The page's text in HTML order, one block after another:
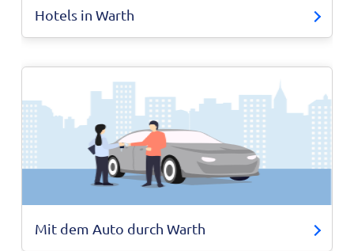
Hotels in Warth
Mit dem Auto durch Warth